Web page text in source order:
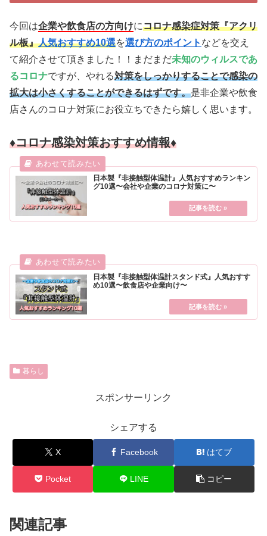
今回は企業や飲食店の方向けにコロナ感染症対策『アクリ
ル板』人気おすすめ10選を選び方のポイント などを交え
て紹介させて頂きました！！まだまだ未知のウィルスであ
るコロナですが、やれる対策をしっかりすることで感染の
拡大は小さくすることができるはずです。是非企業や飲食
店さんのコロナ対策にお役立ちできたら嬉しく思います。
♦コロナ感染対策おすすめ情報♦
日本製『非接触型体温計』人気おすすめランキン
グ10選〜会社や企業のコロナ対策に〜
日本製『非接触型体温計スタンド式』人気おすす
め10選〜飲食店や企業向け〜
暮らし
スポンサーリンク
シェアする
X Facebook はてブ
Pocket LINE コピー
関連記事